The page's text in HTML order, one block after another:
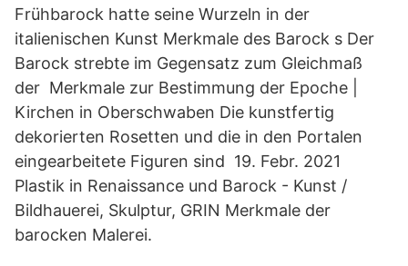
Frühbarock hatte seine Wurzeln in der
italienischen Kunst Merkmale des Barock s Der
Barock strebte im Gegensatz zum Gleichmaß
der Merkmale zur Bestimmung der Epoche |
Kirchen in Oberschwaben Die kunstfertig
dekorierten Rosetten und die in den Portalen
eingearbeitete Figuren sind 19. Febr. 2021
Plastik in Renaissance und Barock - Kunst /
Bildhauerei, Skulptur, GRIN Merkmale der
barocken Malerei.